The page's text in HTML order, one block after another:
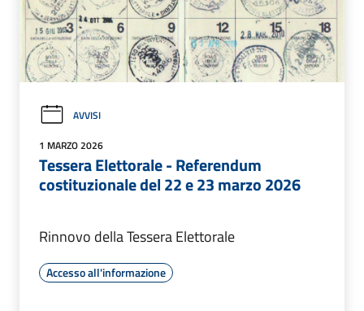
AVVISI
1 MARZO 2026
Tessera Elettorale - Referendum
costituzionale del 22 e 23 marzo 2026
Rinnovo della Tessera Elettorale
Accesso all'informazione